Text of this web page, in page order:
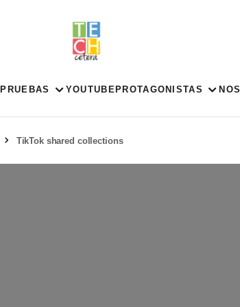
PRUEBAS YOUTUBE PROTAGONISTAS
TikTok shared collections